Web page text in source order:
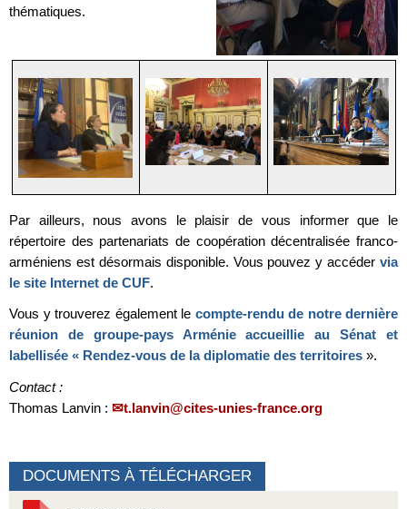
thématiques.
Par ailleurs, nous avons le plaisir de vous informer que le
répertoire des partenariats de coopération décentralisée franco-
arméniens est désormais disponible. Vous pouvez y accéder via
le site Internet de CUF.
Vous y trouverez également le compte-rendu de notre dernière
réunion de groupe-pays Arménie accueillie au Sénat et
labellisée « Rendez-vous de la diplomatie des territoires ».
Contact :
Thomas Lanvin :
t.lanvin@cites-unies-france.org
DOCUMENTS À TÉLÉCHARGER